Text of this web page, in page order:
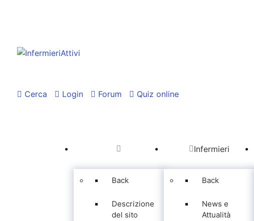
Cerca Login Forum Quiz online
Back
Descrizione
del sito
Infermieri
Back
News e
Attualità